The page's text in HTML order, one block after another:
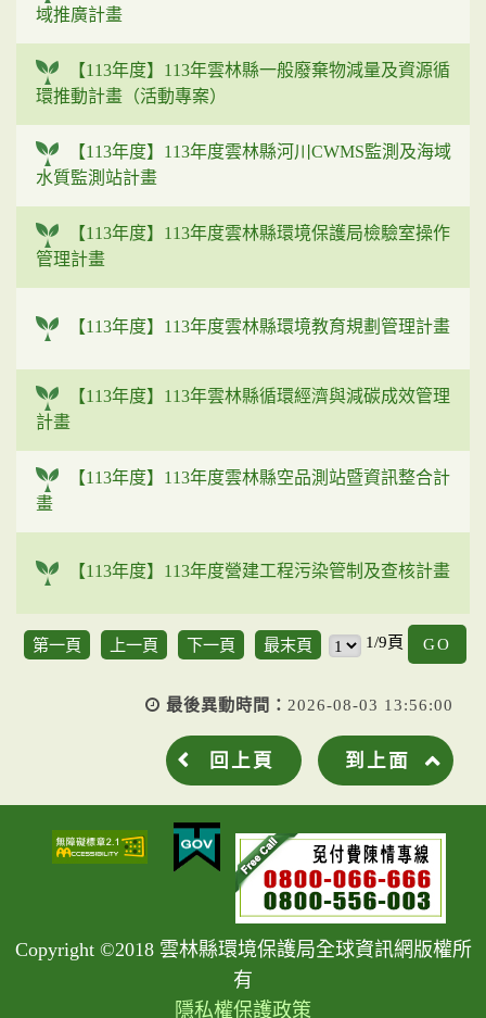
域推廣計畫
【113年度】113年雲林縣一般廢棄物減量及資源循
環推動計畫（活動專案）
【113年度】113年度雲林縣河川CWMS監測及海域
水質監測站計畫
【113年度】113年度雲林縣環境保護局檢驗室操作
管理計畫
【113年度】113年度雲林縣環境教育規劃管理計畫
【113年度】113年雲林縣循環經濟與減碳成效管理
計畫
【113年度】113年度雲林縣空品測站暨資訊整合計
畫
【113年度】113年度營建工程污染管制及查核計畫
第一頁 上一頁 下一頁 最末頁 1/9頁
最後異動時間： 2026-08-03 13:56:00
回上頁 到上面
Copyright ©2018 雲林縣環境保護局全球資訊網版權所
有
隱私權保護政策